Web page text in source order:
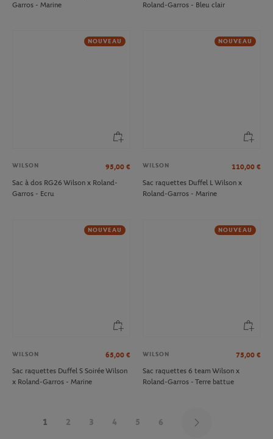
Garros - Marine
Roland-Garros - Bleu clair
NOUVEAU
WILSON 95,00 €
Sac à dos RG26 Wilson x Roland-
Garros - Ecru
NOUVEAU
WILSON 110,00 €
Sac raquettes Duffel L Wilson x
Roland-Garros - Marine
NOUVEAU
WILSON 65,00 €
Sac raquettes Duffel S Soirée Wilson
x Roland-Garros - Marine
NOUVEAU
WILSON 75,00 €
Sac raquettes 6 team Wilson x
Roland-Garros - Terre battue
1 2 3 4 5 6